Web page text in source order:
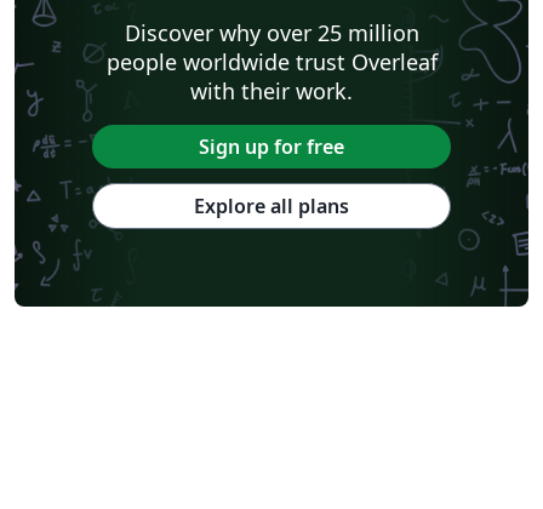
Discover why over 25 million
people worldwide trust Overleaf
with their work.
Sign up for free
Explore all plans